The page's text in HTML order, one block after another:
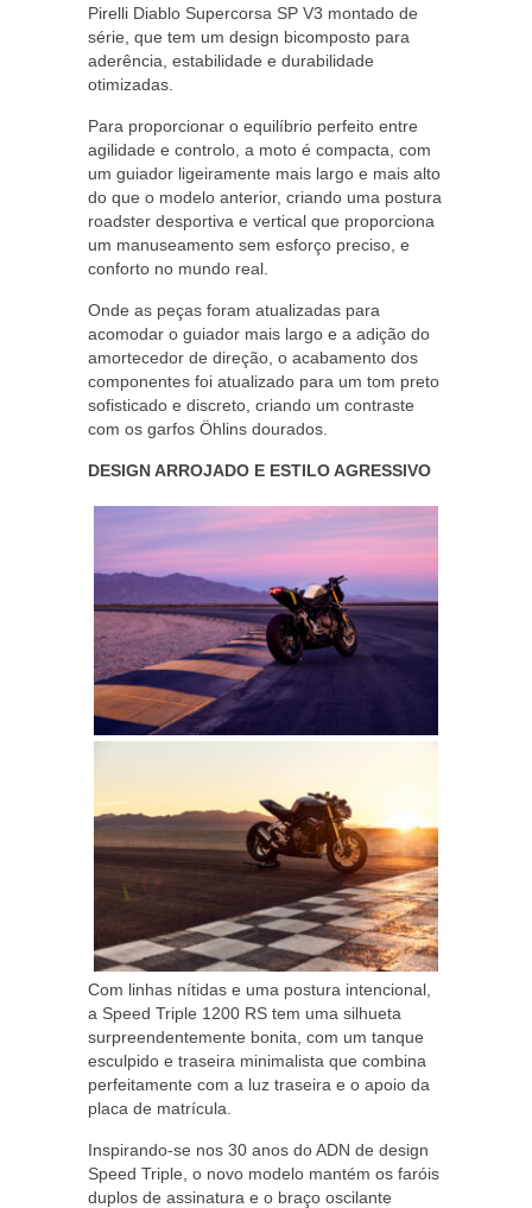
Pirelli Diablo Supercorsa SP V3 montado de
série, que tem um design bicomposto para
aderência, estabilidade e durabilidade
otimizadas.
Para proporcionar o equilíbrio perfeito entre
agilidade e controlo, a moto é compacta, com
um guiador ligeiramente mais largo e mais alto
do que o modelo anterior, criando uma postura
roadster desportiva e vertical que proporciona
um manuseamento sem esforço preciso, e
conforto no mundo real.
Onde as peças foram atualizadas para
acomodar o guiador mais largo e a adição do
amortecedor de direção, o acabamento dos
componentes foi atualizado para um tom preto
sofisticado e discreto, criando um contraste
com os garfos Öhlins dourados.
DESIGN ARROJADO E ESTILO AGRESSIVO
Com linhas nítidas e uma postura intencional,
a Speed Triple 1200 RS tem uma silhueta
surpreendentemente bonita, com um tanque
esculpido e traseira minimalista que combina
perfeitamente com a luz traseira e o apoio da
placa de matrícula.
Inspirando-se nos 30 anos do ADN de design
Speed Triple, o novo modelo mantém os faróis
duplos de assinatura e o braço oscilante